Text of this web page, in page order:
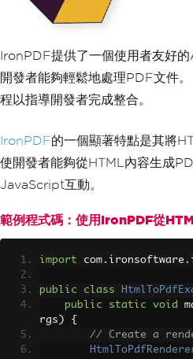
IronPDF提供了一個使用者友好
開發者能夠輕鬆地處理PDF文件
程以指導開發者完成整合。
IronPDF的一個顯著特點是其將
使開發者能夠從HTML內容生成
JavaScript互動。
範例程式碼：使用IronPDF從
import com . ironsoftware .
public class
public
static void
rgs )
{
// Create a